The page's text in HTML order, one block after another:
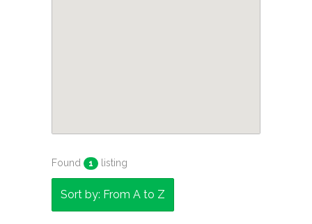
Found 1 listing
Sort by: From A to Z